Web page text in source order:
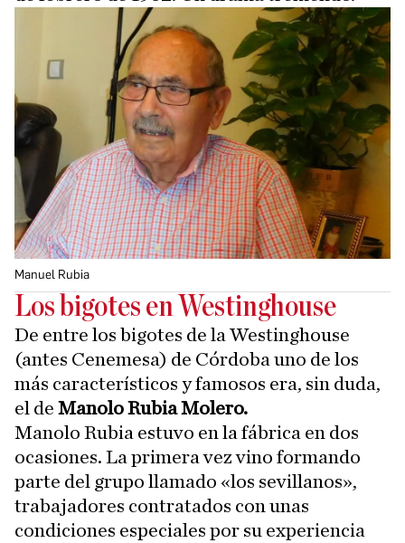
Manuel Rubia
Los bigotes en Westinghouse
De entre los bigotes de la Westinghouse
(antes Cenemesa) de Córdoba uno de los
más característicos y famosos era, sin duda,
el de Manolo Rubia Molero.
Manolo Rubia estuvo en la fábrica en dos
ocasiones. La primera vez vino formando
parte del grupo llamado «los sevillanos»,
trabajadores contratados con unas
condiciones especiales por su experiencia